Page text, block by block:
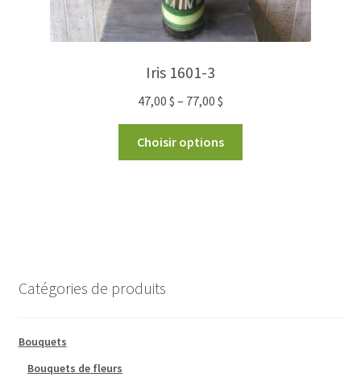
Iris 1601-3
47,00 $ – 77,00 $
Choisir options
Catégories de produits
Bouquets
Bouquets de fleurs